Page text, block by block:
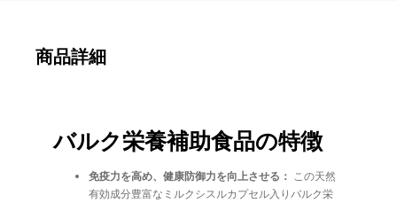
商品詳細
バルク栄養補助食品の特徴
免疫力を高め、健康防御力を向上させる： この天然
有効成分豊富なミルクシスルカプセル入りバルク栄